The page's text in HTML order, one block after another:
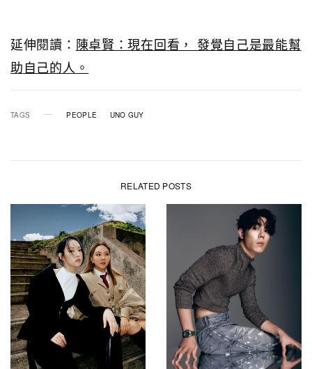
延伸閱讀： 陳卓賢：現在回看， 發覺自己是最能幫
助自己的人。
TAGS PEOPLE UNO GUY
RELATED POSTS